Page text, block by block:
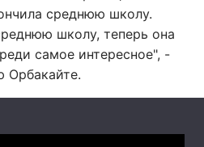
среднюю школу.
школу, теперь она
самое интересное", -
Орбакайте.